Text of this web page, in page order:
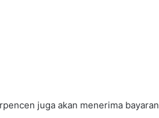
juga akan menerima bayaran